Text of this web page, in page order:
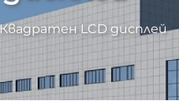
Квадратен LCD дисплей